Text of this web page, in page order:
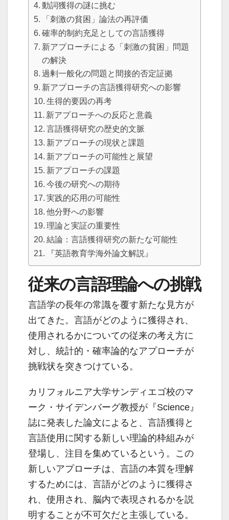
動詞獲得の謎に挑む
「刺激の貧困」論法の再評価
確率的制約充足としての言語獲得
新アプローチによる「刺激の貧困」問題
の解決
過剰一般化の問題と間接的否定証拠
新アプローチの言語獲得研究への影響
生得的要因の再考
新アプローチへの反応と意義
言語獲得研究の歴史的文脈
新アプローチの現状と課題
新アプローチの可能性と展望
新アプローチの課題
今後の研究への期待
実践的応用の可能性
他分野への影響
理論と実証の重要性
結論：言語獲得研究の新たな可能性
『英語教育学海外論文解説』
従来の言語理論への挑戦
言語学の長年の常識を覆す新たな見方が
出てきた。言語がどのように獲得され、
使用されるかについての従来の考え方に
対し、統計的・確率論的なアプローチが
挑戦状を突きつけている。
カリフォルニア大学サンディエゴ校のマ
ーク・サイデンバーグ教授が『Science』
誌に発表した論文によると、言語獲得と
言語使用に関する新しい理論的枠組みが
登場し、注目を集めているという。この
新しいアプローチは、言語の本質を理解
するためには、言語がどのように獲得さ
れ、使用され、脳内で表現されるかを説
明することが不可欠だと主張している。